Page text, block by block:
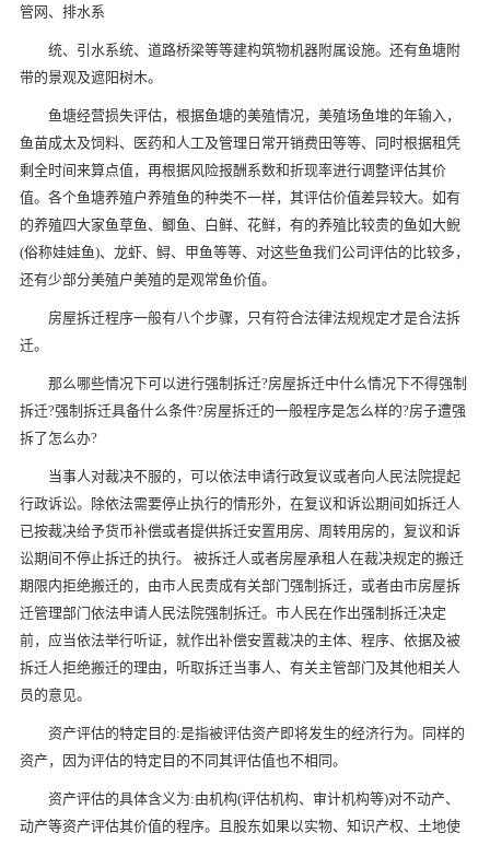
管网、排水系
统、引水系统、道路桥梁等等建构筑物机器附属设施。还有鱼塘附
带的景观及遮阳树木。
鱼塘经营损失评估，根据鱼塘的美殖情况，美殖场鱼堆的年输入，
鱼苗成太及饲料、医药和人工及管理日常开销费田等等、同时根据租凭
剩全时间来算点值，再根据风险报酬系数和折现率进行调整评估其价
值。各个鱼塘养殖户养殖鱼的种类不一样，其评估价值差异较大。如有
的养殖四大家鱼草鱼、鲫鱼、白鲜、花鲜，有的养殖比较贵的鱼如大鲵
(俗称娃娃鱼)、龙虾、鲟、甲鱼等等、对这些鱼我们公司评估的比较多，
还有少部分美殖户美殖的是观常鱼价值。
房屋拆迁程序一般有八个步骤，只有符合法律法规规定才是合法拆
迁。
那么哪些情况下可以进行强制拆迁?房屋拆迁中什么情况下不得强制
拆迁?强制拆迁具备什么条件?房屋拆迁的一般程序是怎么样的?房子遭强
拆了怎么办?
当事人对裁决不服的，可以依法申请行政复议或者向人民法院提起
行政诉讼。除依法需要停止执行的情形外，在复议和诉讼期间如拆迁人
已按裁决给予货币补偿或者提供拆迁安置用房、周转用房的，复议和诉
讼期间不停止拆迁的执行。 被拆迁人或者房屋承租人在裁决规定的搬迁
期限内拒绝搬迁的，由市人民责成有关部门强制拆迁，或者由市房屋拆
迁管理部门依法申请人民法院强制拆迁。市人民在作出强制拆迁决定
前，应当依法举行听证，就作出补偿安置裁决的主体、程序、依据及被
拆迁人拒绝搬迁的理由，听取拆迁当事人、有关主管部门及其他相关人
员的意见。
资产评估的特定目的:是指被评估资产即将发生的经济行为。同样的
资产，因为评估的特定目的不同其评估值也不相同。
资产评估的具体含义为:由机构(评估机构、审计机构等)对不动产、
动产等资产评估其价值的程序。且股东如果以实物、知识产权、土地使